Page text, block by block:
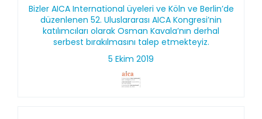
Bizler AICA International üyeleri ve Köln ve Berlin’de
düzenlenen 52. Uluslararası AICA Kongresi’nin
katılımcıları olarak Osman Kavala’nın derhal
serbest bırakılmasını talep etmekteyiz.
5 Ekim 2019